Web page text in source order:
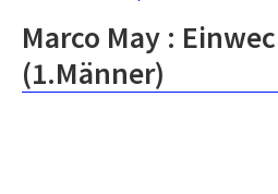
Marco May :
(1.Männer)